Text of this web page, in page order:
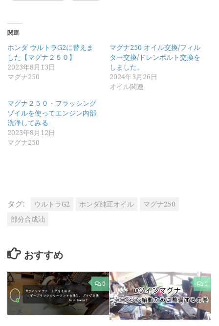
関連
ホンダ ウルトラG2に替えま
した【マグナ２５０】
2023年8月13日
マグナ250
マグナ250 オイル交換/フィル
ター交換/ドレンボルト交換を
しました。
2024年3月26日
オイル関連
マグナ２５０・フラッシング
ゾイルを使ってエンジン内部
洗浄してみる
2023年8月12日
マグナ250
タグ: ウルトラG2 ホンダ純正オイル
マグナ250
部分合成油
おすすめ
0 0